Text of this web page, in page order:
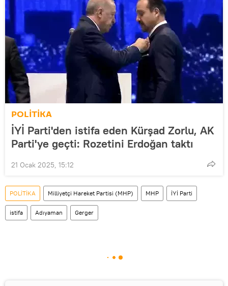
POLİTİKA
İYİ Parti'den istifa eden Kürşad Zorlu, AK
Parti'ye geçti: Rozetini Erdoğan taktı
21 Ocak 2025, 15:12
POLİTİKA Milliyetçi Hareket Partisi (MHP) MHP İYİ Parti
istifa Adıyaman Gerger